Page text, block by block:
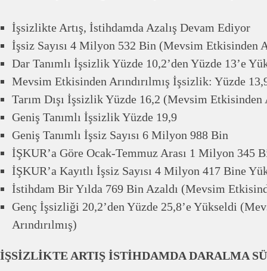
İşsizlikte Artış, İstihdamda Azalış Devam Ediyor
İşsiz Sayısı 4 Milyon 532 Bin (Mevsim Etkisinden
Dar Tanımlı İşsizlik Yüzde 10,2’den Yüzde 13’e
Mevsim Etkisinden Arındırılmış İşsizlik: Yüzde
Tarım Dışı İşsizlik Yüzde 16,2 (Mevsim Etkisinden
Geniş Tanımlı İşsizlik Yüzde 19,9
Geniş Tanımlı İşsiz Sayısı 6 Milyon 988 Bin
İŞKUR’a Göre Ocak-Temmuz Arası 1 Milyon 345
İŞKUR’a Kayıtlı İşsiz Sayısı 4 Milyon 417 Bine
İstihdam Bir Yılda 769 Bin Azaldı (Mevsim
Genç İşsizliği 20,2’den Yüzde 25,8’e Yükseldi
Arındırılmış)
İŞSİZLİKTE ARTIŞ İSTİHDAMDA DARALMA